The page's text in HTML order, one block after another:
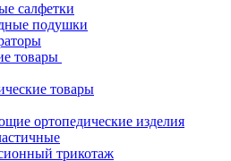
салфетки
подушки
товары
товары
ортопедические изделия
трикотаж